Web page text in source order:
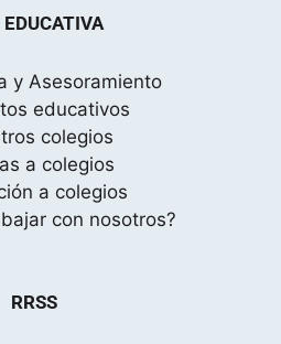
EDUCATIVA
y Asesoramiento
educativos
colegios
a colegios
a colegios
con nosotros?
RRSS